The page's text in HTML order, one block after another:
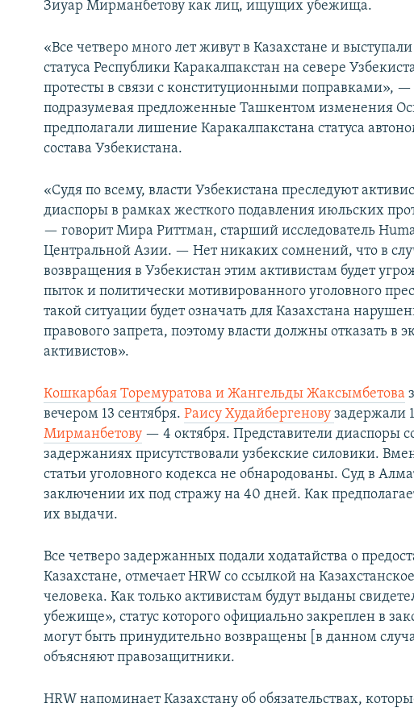
Зиуар Мирманбетову как лиц, ищущих убежища.
«Все четверо много лет живут в Казахстане и
статуса Республики Каракалпакстан на севере
протесты в связи с конституционными поправками»,
подразумевая предложенные Ташкентом изменения
предполагали лишение Каракалпакстана статуса
состава Узбекистана.
«Судя по всему, власти Узбекистана преследуют
диаспоры в рамках жесткого подавления июльских
— говорит Мира Риттман, старший исследователь
Центральной Азии. — Нет никаких сомнений, что в
возвращения в Узбекистан этим активистам будет
пыток и политически мотивированного уголовного
такой ситуации будет означать для Казахстана
правового запрета, поэтому власти должны отказать в
активистов».
Кошкарбая Торемуратова и Жангельды Жаксымбетова
вечером 13 сентября.Раису Худайбергеновузадержали
Мирманбетову — 4 октября. Представители диаспоры
задержаниях присутствовали узбекские силовики.
статьи уголовного кодекса не обнародованы. Суд в
заключении их под стражу на 40 дней. Как
их выдачи.
Все четверо задержанных подали ходатайства о
Казахстане, отмечает HRW со ссылкой на
человека. Как только активистам будут выданы
убежище», статус которого официально закреплен в
могут быть принудительно возвращены [в данном
объясняют правозащитники.
HRW напоминает Казахстану об обязательствах,